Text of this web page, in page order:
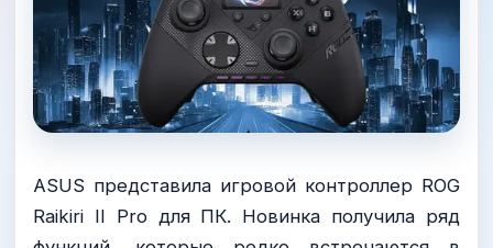
ASUS представила игровой контроллер ROG
Raikiri II Pro для ПК. Новинка получила ряд